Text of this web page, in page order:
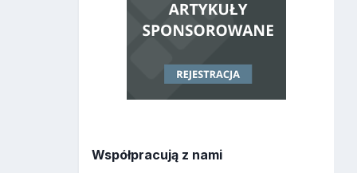
Współpracują z nami